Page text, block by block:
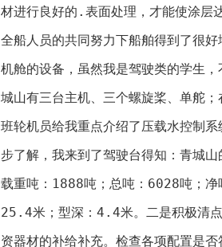
材进行良好的.表面处理，才能使涂层
全船人员的共同努力下船舶得到了很
机舱的设备，虽然我是驾驶类的学生
城山有三台主机、三个螺旋桨、单舵
班轮机员给我重点介绍了压载水控制
步了解，我来到了驾驶台得知：青城
载重吨：1888吨；总吨：6028吨；
25.4米；型深：4.4米。二是积极清
资器材的补给补充。检查各项配置是